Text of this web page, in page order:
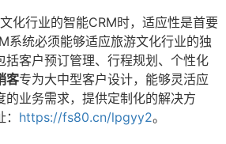
化行业的智能CRM时，适应性是首要
系统必须能够适应旅游文化行业的独
括客户预订管理、行程规划、个性化
客专为大中型客户设计，能够灵活应
的业务需求，提供定制化的解决方
https://fs80.cn/lpgyy2。